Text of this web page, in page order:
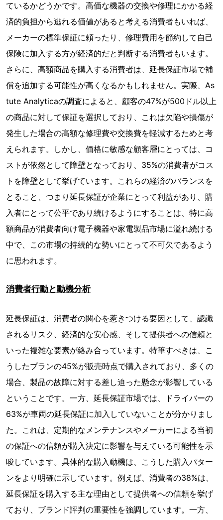
ているかどうかです。高価な機器の交換や修理にかかる経
済的負担から逃れる価値があると考える消費者もいれば、
メーカーの標準保証に頼ったり、修理費用を節約して自己
保険に加入する方が経済的だと判断する消費者もいます。
さらに、高額商品を購入する消費者は、延長保証市場で補
償を追加する可能性が高くなるかもしれません。実際、As
tute Analyticaの調査によると、顧客の47%が500ドル以上
の商品に対して保証を選択しており、これは欠陥や損傷が
発生した場合の高額な修理費や交換費を軽減するためと考
えられます。しかし、価格に敏感な顧客層にとっては、コ
ストが依然として障壁となっており、35%の消費者がコス
トを障壁として挙げています。これらの経済のバランスを
とること、つまり延長保証が企業にとって利益があり、購
入者にとって公平であり続けるようにすることは、特に高
額商品が消費者向け電子機器や家電製品市場に溢れ続ける
中で、この市場の持続的な勢いにとって不可欠であるよう
に思われます。
消費者行動と動機分析
延長保証は、消費者の関心を惹きつける要因として、認識
されるリスク、経済的な安心感、そして提供者への信頼と
いった複雑な要素が絡み合っています。特筆すべきは、こ
うしたプランの45%が販売時点で購入されており、多くの
場合、製品の故障に対する差し迫った懸念が影響している
ということです。一方、延長保証市場では、ドライバーの
63%が車両の延長保証に加入していないことが分かりまし
た。これは、定期的なメンテナンスやメーカーによる当初
の保証への信頼が購入決定に影響を与えている可能性を示
唆しています。具体的な購入動機は、こうした購入パター
ンをより明確に示しています。例えば、消費者の38%は、
延長保証を購入する主な理由として提供者への信頼を挙げ
ており、ブランド評判の重要性を強調しています。一方、